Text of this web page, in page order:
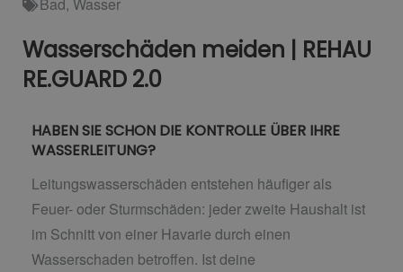
Wasserschäden meiden | REHAU
RE.GUARD 2.0
HABEN SIE SCHON DIE KONTROLLE ÜBER IHRE
WASSERLEITUNG?
Leitungswasserschäden entstehen häufiger als
Feuer- oder Sturmschäden: jeder zweite Haushalt ist
im Schnitt von einer Havarie durch einen
Wasserschaden betroffen. Ist deine